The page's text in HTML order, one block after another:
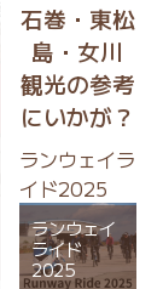
石巻・東松
島・女川
観光の参考
にいかが？
ランウェイラ
イド2025
ランウェイ
ライド
2025